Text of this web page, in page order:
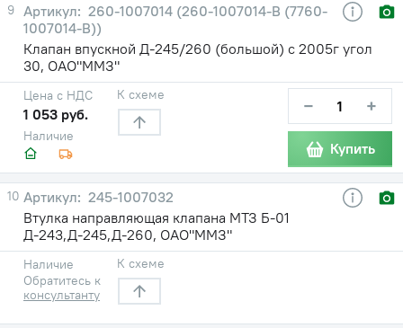
9
260-1007014 (260-1007014-В (7760-
1007014-В))
Клапан впускной Д-245/260 (большой) с 2005г угол
30, ОАО"ММЗ"
Наличие
Цена с НДС
1 053 руб.
К схеме − +
Купить
10
245-1007032
Втулка направляющая клапана МТЗ Б-01
Д-243,Д-245,Д-260, ОАО"ММЗ"
Наличие
Обратитесь к
консультанту
К схеме